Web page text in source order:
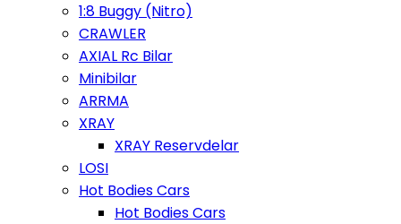
1:8 Buggy (Nitro)
CRAWLER
AXIAL Rc Bilar
Minibilar
ARRMA
XRAY
XRAY Reservdelar
LOSI
Hot Bodies Cars
Hot Bodies Cars